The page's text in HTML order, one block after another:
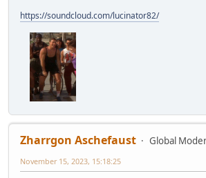
https://soundcloud.com/lucinator82/
Zharrgon Aschefaust
Global
November 15, 2023, 15:18:25